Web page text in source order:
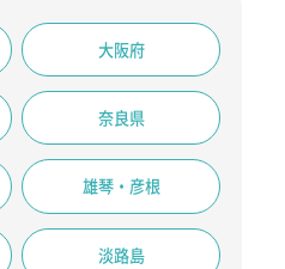
大阪府
奈良県
雄琴・彦根
淡路島